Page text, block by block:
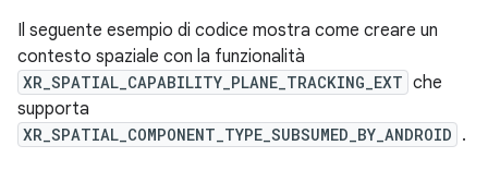
Il seguente esempio di codice mostra come creare un
contesto spaziale con la funzionalità
XR_SPATIAL_CAPABILITY_PLANE_TRACKING_EXT che
supporta
XR_SPATIAL_COMPONENT_TYPE_SUBSUMED_BY_ANDROID .